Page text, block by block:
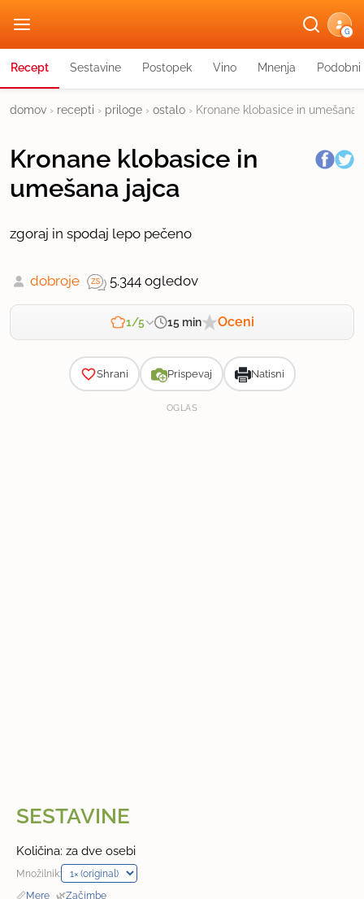
G
Recept Sestavine Postopek Vino Mnenja
domov › recepti › priloge › ostalo › Kronane klobasice in umešana
Kronane klobasice in
umešana jajca
zgoraj in spodaj lepo pečeno
dobroje 5.344 ogledov
1/5 15 min Oceni
Shrani Prispevaj Natisni
OGLAS
SESTAVINE
Količina: za dve osebi
Množilnik:
📏Mere · 🌿Začimbe